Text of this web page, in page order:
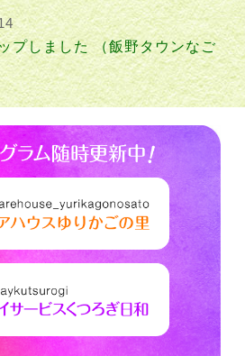
プしました （飯野タウンなご